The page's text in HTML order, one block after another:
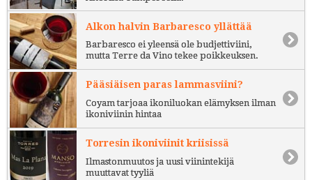
Alkon halvin Barbaresco yllättää
Barbaresco ei yleensä ole budjettiviini,
mutta Terre da Vino tekee poikkeuksen.
Pääsiäisen paras lammasviini?
Coyam tarjoaa ikoniluokan elämyksen ilman
ikoniviinin hintaa
Torresin ikoniviinit kriisissä
Ilmastonmuutos ja uusi viinintekijä
muuttavat tyyliä